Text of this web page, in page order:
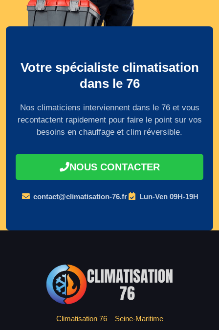
Votre spécialiste climatisation
dans le 76
Nos climaticiens interviennent dans le 76 et vous
recontactent rapidement pour faire le point sur vos
besoins en chauffage et clim réversible.
NOUS CONTACTER
contact@climatisation-76.fr Lun-Ven 09H-19H
Climatisation 76 – Seine-Maritime